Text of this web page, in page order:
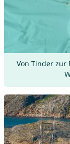
Von Tinder zur